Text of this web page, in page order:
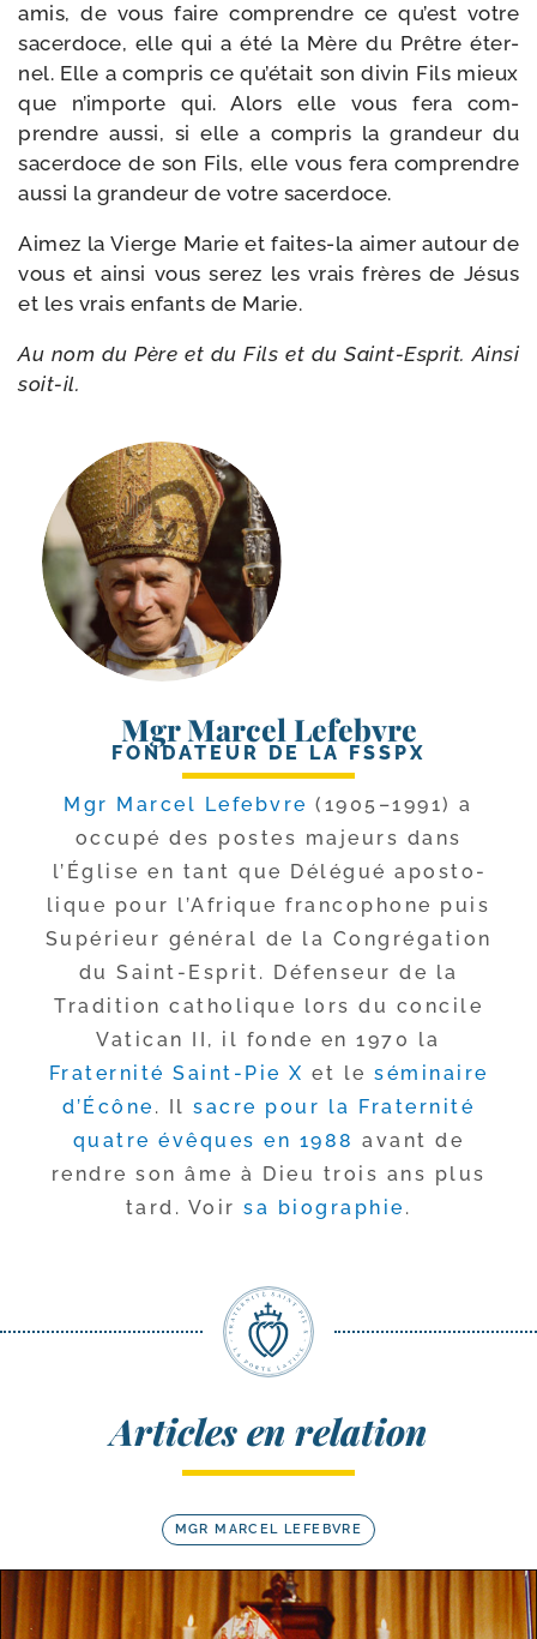
amis, de vous faire com­prendre ce qu’est votre
sacer­doce, elle qui a été la Mère du Prêtre éter­
nel. Elle a com­pris ce qu’était son divin Fils mieux
que n’importe qui. Alors elle vous fera com­
prendre aus­si, si elle a com­pris la gran­deur du
sacer­doce de son Fils, elle vous fera com­prendre
aus­si la gran­deur de votre sacerdoce.
Aimez la Vierge Marie et faites-​la aimer autour de
vous et ain­si vous serez les vrais frères de Jésus
et les vrais enfants de Marie.
Au nom du Père et du Fils et du Saint-​Esprit. Ainsi
soit-il.
Mgr Marcel Lefebvre
FONDATEUR DE LA FSSPX
Mgr Marcel Lefebvre (1905–1991) a
occu­pé des postes majeurs dans
l’Église en tant que Délégué apos­to­
lique pour l’Afrique fran­co­phone puis
Supérieur géné­ral de la Congrégation
du Saint-​Esprit. Défenseur de la
Tradition catho­lique lors du concile
Vatican II, il fonde en 1970 la
Fraternité Saint-​Pie X et le sémi­naire
d’Écône . Il sacre pour la Fraternité
quatre évêques en 1988 avant de
rendre son âme à Dieu trois ans plus
tard. Voirsa bio­gra­phie .
Articles en relation
MGR MARCEL LEFEBVRE